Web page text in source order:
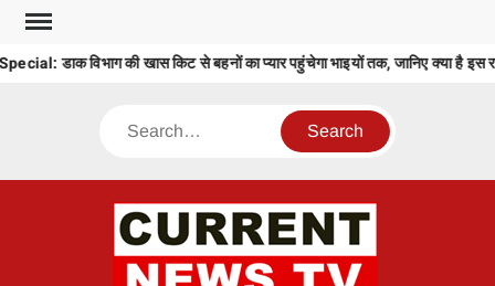
Skip
content
डाक विभाग की खास किट से बहनों का प्यार पहुंचेगा भाइयों तक, जानिए क्या है इस
Search